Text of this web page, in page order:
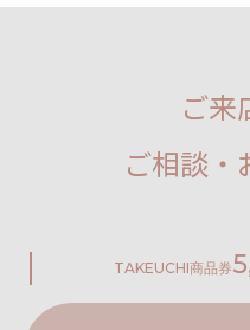
ご来
ご相談・
TAKEUCHI商品券